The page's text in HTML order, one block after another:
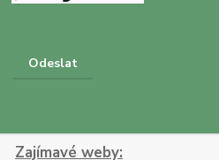
Zajímavé weby: